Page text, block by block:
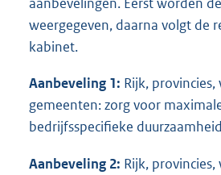
weergegeven, daarna volgt de
kabinet.
Aanbeveling 1: Rijk,
gemeenten: zorg voor
bedrijfsspecifieke
Aanbeveling 2: Rijk,